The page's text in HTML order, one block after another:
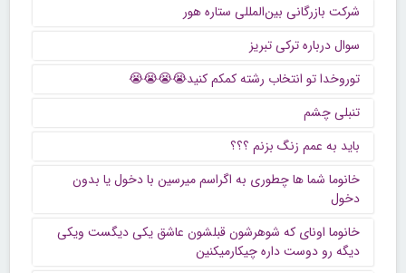
شرکت بازرگانی بین‌المللی ستاره هور
سوال درباره ترکی تبریز
توروخدا تو انتخاب رشته کمکم کنید😭😭😭😭
تنبلی چشم
باید به عمم زنگ بزنم ؟؟؟
خانوما شما ها چطوری به اگراسم میرسین با دخول یا بدون
دخول
خانوما اونای که شوهرشون قبلشون عاشق یکی دیگست ویکی
دیگه رو دوست داره چیکارمیکنین